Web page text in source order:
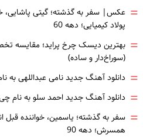
= عکس| سفر به گذشته؛ گیتی پاشایی،
پولاد کیمیایی؛ دهه 60
= بهترین دیسک چرخ پراید؛ مقایسه
(سوراخ‌دار و ساده)
= دانلود آهنگ جدید نامی عبداللهی به
= دانلود آهنگ جدید احمد سلو به نام
= سفر به گذشته؛ یاسمین، خواننده قبل
همسرش؛ دهه 90